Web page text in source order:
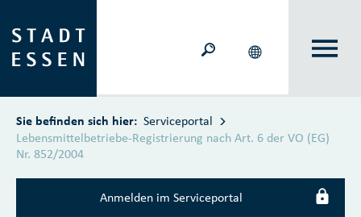
Sie befinden sich hier: Serviceportal
Lebensmittelbetriebe-Registrierung nach Art. 6 der VO (EG)
Nr. 852/2004
Anmelden im Serviceportal